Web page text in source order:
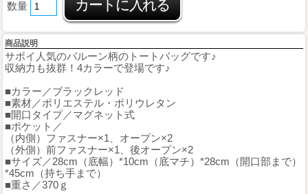
数量
商品説明
サボイ人気のバルーン柄のトートバッグです♪
収納力も抜群！4カラーで登場です♪
■カラー／ブラックレッド
■素材／ポリエステル・ポリウレタン
■開口タイプ／マグネット式
■ポケット／
（内側）ファスナー×1、オープン×2
（外側）前ファスナー×1、後オープン×2
■サイズ／28cm（底幅）*10cm（底マチ）*28cm（開口部まで）
*45cm（持ち手まで）
■重さ／370ｇ